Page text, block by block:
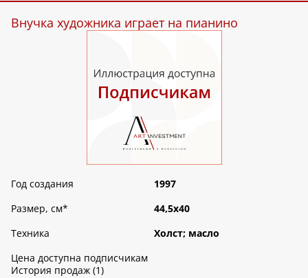
Внучка художника играет на пианино
Год создания
1997
Размер, см*
44,5х40
Техника
Холст; масло
Цена доступна подписчикам
История продаж (1)